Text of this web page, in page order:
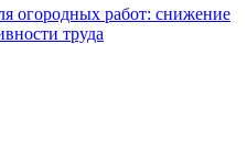
огородных работ: снижение
труда